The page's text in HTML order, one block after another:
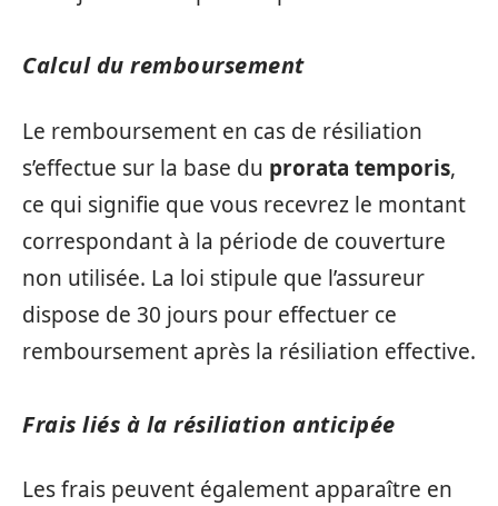
Calcul du remboursement
Le remboursement en cas de résiliation
s’effectue sur la base du prorata temporis,
ce qui signifie que vous recevrez le montant
correspondant à la période de couverture
non utilisée. La loi stipule que l’assureur
dispose de 30 jours pour effectuer ce
remboursement après la résiliation effective.
Frais liés à la résiliation anticipée
Les frais peuvent également apparaître en